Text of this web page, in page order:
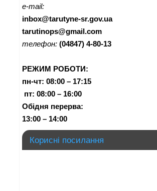
e-mail:
inbox@tarutyne-sr.gov.ua
tarutinops@gmail.com
телефон: (04847) 4-80-13
РЕЖИМ РОБОТИ:
пн-чт: 08:00 – 17:15
пт: 08:00 – 16:00
Обідня перерва:
13:00 – 14:00
Корисні посилання